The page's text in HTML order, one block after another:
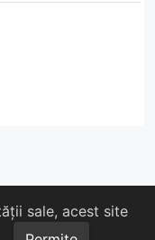
Contact
sale, acest site